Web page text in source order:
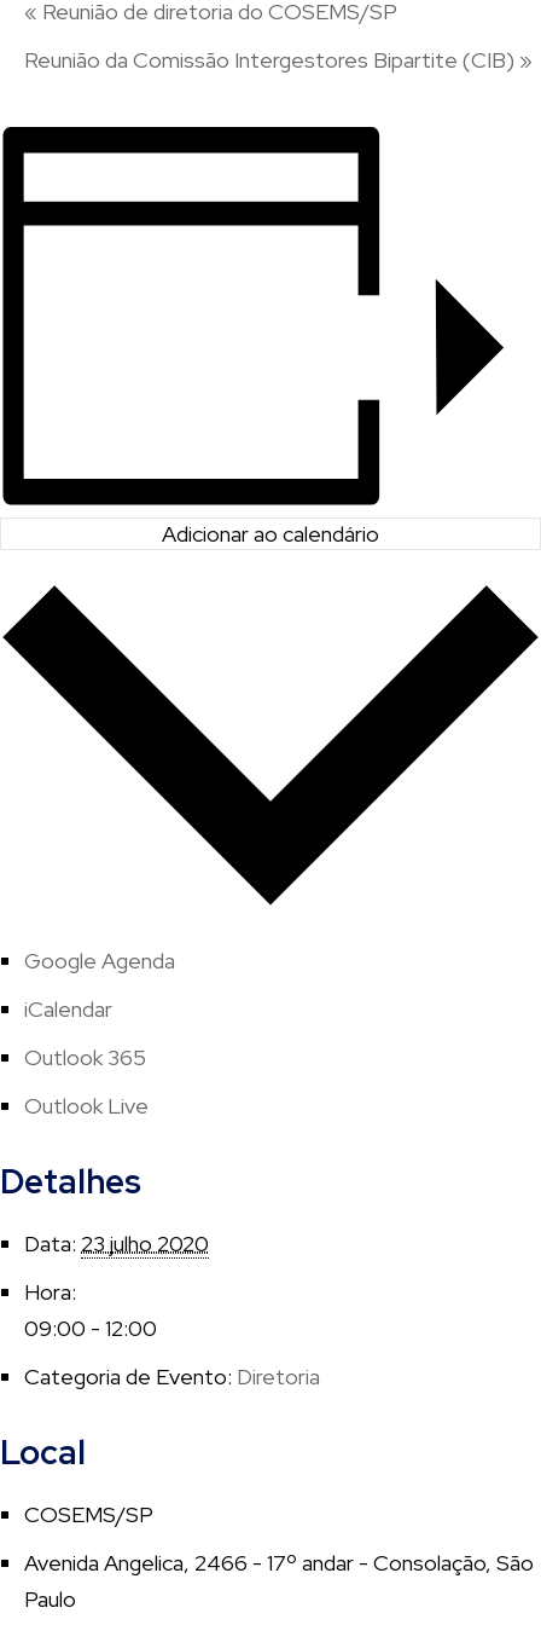
« Reunião de diretoria do COSEMS/SP
Reunião da Comissão Intergestores Bipartite (CIB) »
Adicionar ao calendário
Google Agenda
iCalendar
Outlook 365
Outlook Live
Detalhes
Data: 23 julho 2020
Hora:
09:00 - 12:00
Categoria de Evento: Diretoria
Local
COSEMS/SP
Avenida Angelica, 2466 - 17º andar - Consolação, São
Paulo